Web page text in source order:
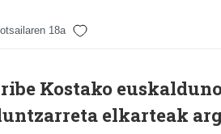
18a
Kostako
elkarteak